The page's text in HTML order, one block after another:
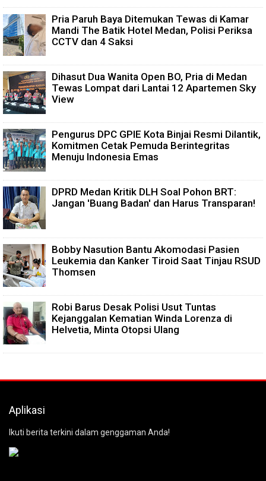
Pria Paruh Baya Ditemukan Tewas di Kamar
Mandi The Batik Hotel Medan, Polisi Periksa
CCTV dan 4 Saksi
Dihasut Dua Wanita Open BO, Pria di Medan
Tewas Lompat dari Lantai 12 Apartemen Sky
View
Pengurus DPC GPIE Kota Binjai Resmi Dilantik,
Komitmen Cetak Pemuda Berintegritas
Menuju Indonesia Emas
DPRD Medan Kritik DLH Soal Pohon BRT:
Jangan 'Buang Badan' dan Harus Transparan!
Bobby Nasution Bantu Akomodasi Pasien
Leukemia dan Kanker Tiroid Saat Tinjau RSUD
Thomsen
Robi Barus Desak Polisi Usut Tuntas
Kejanggalan Kematian Winda Lorenza di
Helvetia, Minta Otopsi Ulang
Aplikasi
Ikuti berita terkini dalam genggaman Anda!